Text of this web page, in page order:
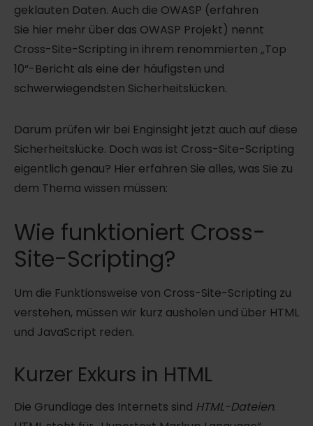
geklauten Daten. Auch die OWASP (erfahren
Sie hier mehr über das OWASP Projekt) nennt
Cross-Site-Scripting in ihrem renommierten „Top
10“-Bericht als eine der häufigsten und
schwerwiegendsten Sicherheitslücken.
Darum prüfen wir bei Enginsight jetzt auch auf diese
Sicherheitslücke. Doch was ist Cross-Site-Scripting
eigentlich genau? Hier erfahren Sie alles, was Sie zu
dem Thema wissen müssen:
Wie funktioniert Cross-
Site-Scripting?
Um die Funktionsweise von Cross-Site-Scripting zu
verstehen, müssen wir kurz ausholen und über HTML
und JavaScript reden.
Kurzer Exkurs in HTML
Die Grundlage des Internets sind HTML-Dateien.